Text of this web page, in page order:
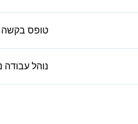
טופס בקשה
נוהל עבודה